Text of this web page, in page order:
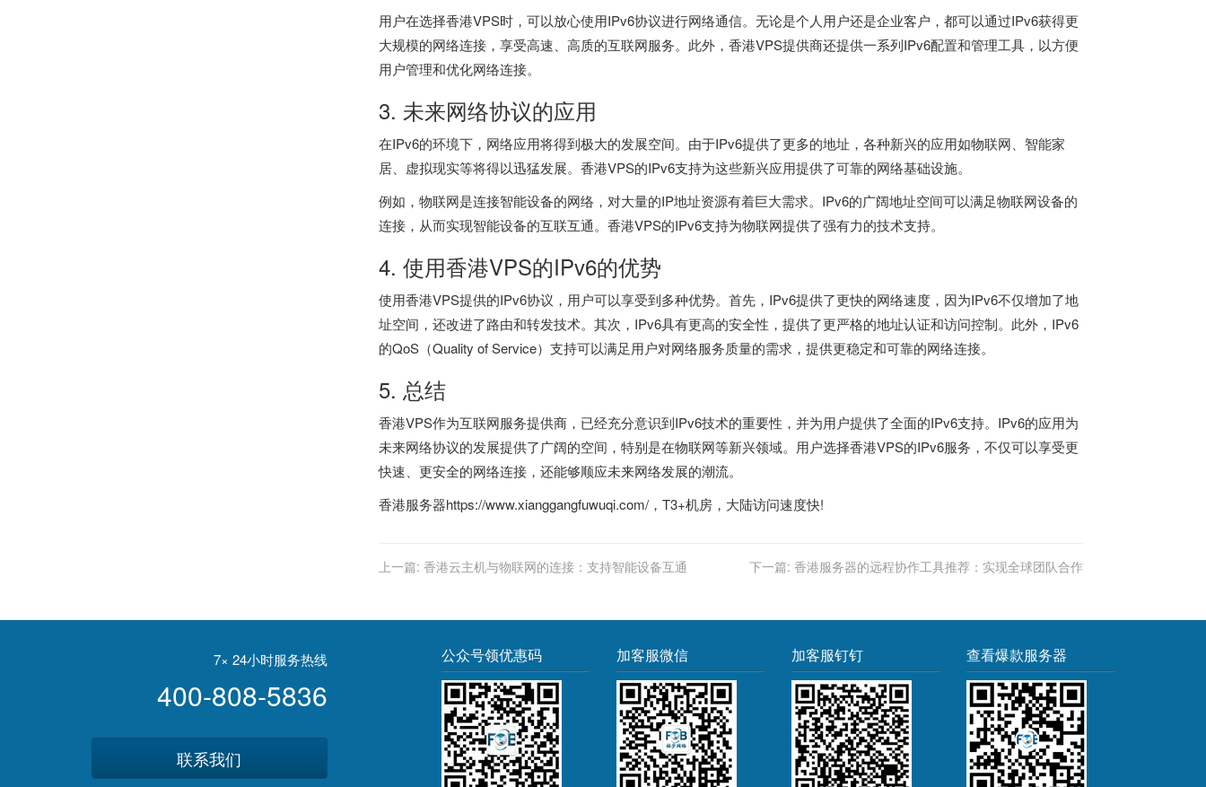
用户在选择香港VPS时，可以放心使用IPv6协议进行网络通信。无论是个人用户还是企业客户，都可以通过IPv6获得更
大规模的网络连接，享受高速、高质的互联网服务。此外，香港VPS提供商还提供一系列IPv6配置和管理工具，以方便
用户管理和优化网络连接。
3. 未来网络协议的应用
在IPv6的环境下，网络应用将得到极大的发展空间。由于IPv6提供了更多的地址，各种新兴的应用如物联网、智能家
居、虚拟现实等将得以迅猛发展。香港VPS的IPv6支持为这些新兴应用提供了可靠的网络基础设施。
例如，物联网是连接智能设备的网络，对大量的IP地址资源有着巨大需求。IPv6的广阔地址空间可以满足物联网设备的
连接，从而实现智能设备的互联互通。香港VPS的IPv6支持为物联网提供了强有力的技术支持。
4. 使用香港VPS的IPv6的优势
使用香港VPS提供的IPv6协议，用户可以享受到多种优势。首先，IPv6提供了更快的网络速度，因为IPv6不仅增加了地
址空间，还改进了路由和转发技术。其次，IPv6具有更高的安全性，提供了更严格的地址认证和访问控制。此外，IPv6
的QoS（Quality of Service）支持可以满足用户对网络服务质量的需求，提供更稳定和可靠的网络连接。
5. 总结
香港VPS作为互联网服务提供商，已经充分意识到IPv6技术的重要性，并为用户提供了全面的IPv6支持。IPv6的应用为
未来网络协议的发展提供了广阔的空间，特别是在物联网等新兴领域。用户选择香港VPS的IPv6服务，不仅可以享受更
快速、更安全的网络连接，还能够顺应未来网络发展的潮流。
香港服务器https://www.xianggangfuwuqi.com/，T3+机房，大陆访问速度快!
上一篇: 香港云主机与物联网的连接：支持智能设备互通 下一篇: 香港服务器的远程协作工具推荐：实现全球团队合作
7× 24小时服务热线
400-808-5836
联系我们
公众号领优惠码 加客服微信 加客服钉钉 查看爆款服务器